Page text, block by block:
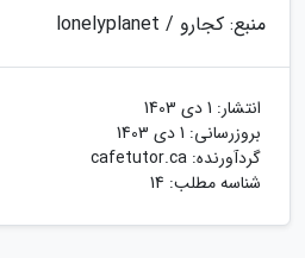
منبع: کجارو / lonelyplanet
انتشار: 1 دی 1403
بروزرسانی: 1 دی 1403
گردآورنده: cafetutor.ca
شناسه مطلب: 14